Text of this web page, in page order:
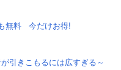
無料 今だけお得!
引きこもるには広すぎる～